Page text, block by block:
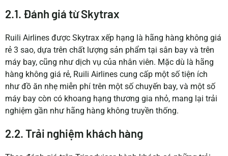
2.1. Đánh giá từ Skytrax
Ruili Airlines được Skytrax xếp hạng là hãng hàng không giá
rẻ 3 sao, dựa trên chất lượng sản phẩm tại sân bay và trên
máy bay, cũng như dịch vụ của nhân viên. Mặc dù là hãng
hàng không giá rẻ, Ruili Airlines cung cấp một số tiện ích
như đồ ăn nhẹ miễn phí trên một số chuyến bay, và một số
máy bay còn có khoang hạng thương gia nhỏ, mang lại trải
nghiệm gần như hãng hàng không truyền thống.
2.2. Trải nghiệm khách hàng